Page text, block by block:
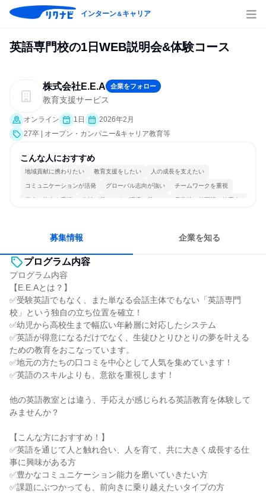
インターン＆キャリア
英語専門校の1日WEB説明会&体験コース
株式会社E.E.A 企業をフォロー
教育支援サービス
オンライン 1日
2026年2月
27卒 | オープン・カンパニー&キャリア教育等
こんな人におすすめ
地域貢献に携わりたい 教育支援をしたい 人の成長を支えたい
コミュニケーションが活発 グローバル志向が強い チームワークを重視
個人の能力を重視 女性が働きやすい環境で働ける 日常的に外国語を使用する
募集情報 企業を知る
プログラム内容
プログラム内容
【E.E.Aとは？】
✅受験英語でもなく、また単なる会話主体でもない「英語専門
校」という独自の立ち位置を確立！
✅幼児から高校生まで幅広い年齢層に対応したシステム
✅英語が得意になるだけでなく、生徒ひとりひとりの夢を叶える
ための教育をおこなっています。
✅地元の方たちの口コミを中心として人気を集めています！
✅英語のスキルよりも、意欲を重視します！
他の英語教室とは違う、手応えが感じられる英語教育を体験して
みませんか？
【こんな方におすすめ！】
✅英語を通じて人と触れ合い、人を育て、共に大きく成長する仕
事に興味がある方
✅豊かなコミュニケーション能力を磨いていきたい方
✅課題にぶつかっても、前向きに乗り越えたいタイプの方